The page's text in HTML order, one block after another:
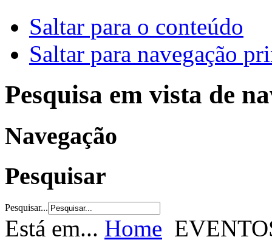
Saltar para o conteúdo
Saltar para navegação
Pesquisa em vista de
Navegação
Pesquisar
Pesquisar...
Está em... Home